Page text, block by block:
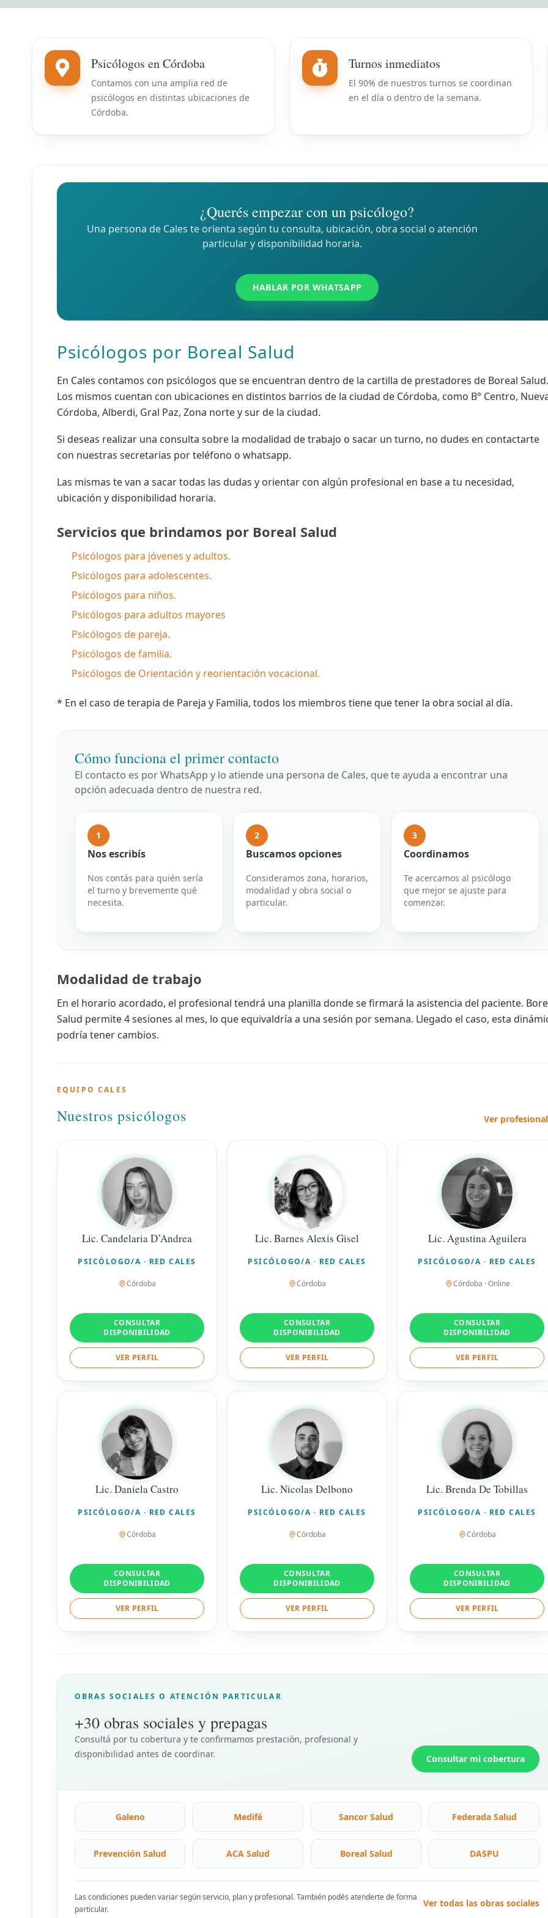
Psicólogos en Córdoba
Contamos con una amplia red de
psicólogos en distintas ubicaciones de
Córdoba.
Turnos inmediatos
El 90% de nuestros turnos se coordinan
en el día o dentro de la semana.
¿Querés empezar con un psicólogo?
Una persona de Cales te orienta según tu consulta, ubicación, obra social o atención
particular y disponibilidad horaria.
HABLAR POR WHATSAPP
Psicólogos por Boreal Salud
En Cales contamos con psicólogos que se encuentran dentro de la cartilla de prestadores de Boreal Salud.
Los mismos cuentan con ubicaciones en distintos barrios de la ciudad de Córdoba, como B° Centro,
Córdoba, Alberdi, Gral Paz, Zona norte y sur de la ciudad.
Si deseas realizar una consulta sobre la modalidad de trabajo o sacar un turno, no dudes en contactarte
con nuestras secretarias por teléfono o whatsapp.
Las mismas te van a sacar todas las dudas y orientar con algún profesional en base a tu necesidad,
ubicación y disponibilidad horaria.
Servicios que brindamos por Boreal Salud
Psicólogos para jóvenes y adultos.
Psicólogos para adolescentes.
Psicólogos para niños.
Psicólogos para adultos mayores
Psicólogos de pareja.
Psicólogos de familia.
Psicólogos de Orientación y reorientación vocacional.
* En el caso de terapia de Pareja y Familia, todos los miembros tiene que tener la obra social al día.
Cómo funciona el primer contacto
El contacto es por WhatsApp y lo atiende una persona de Cales, que te ayuda a encontrar una
opción adecuada dentro de nuestra red.
1
Nos escribís
Nos contás para quién sería
el turno y brevemente qué
necesita.
2
Buscamos opciones
Consideramos zona, horarios,
modalidad y obra social o
particular.
3
Coordinamos
Te acercamos al psicólogo
que mejor se ajuste para
comenzar.
Modalidad de trabajo
En el horario acordado, el profesional tendrá una planilla donde se firmará la asistencia del paciente.
Salud permite 4 sesiones al mes, lo que equivaldría a una sesión por semana. Llegado el caso, esta
podría tener cambios.
EQUIPO CALES
Nuestros psicólogos Ver
Lic. Candelaria D’Andrea
PSICÓLOGO/A · RED CALES
Córdoba
CONSULTAR
DISPONIBILIDAD
VER PERFIL
Lic. Barnes Alexis Gisel
PSICÓLOGO/A · RED CALES
Córdoba
CONSULTAR
DISPONIBILIDAD
VER PERFIL
Lic. Agustina Aguilera
PSICÓLOGO/A · RED CALES
Córdoba · Online
CONSULTAR
DISPONIBILIDAD
VER PERFIL
Lic. Daniela Castro
PSICÓLOGO/A · RED CALES
Córdoba
CONSULTAR
DISPONIBILIDAD
VER PERFIL
Lic. Nicolas Delbono
PSICÓLOGO/A · RED CALES
Córdoba
CONSULTAR
DISPONIBILIDAD
VER PERFIL
Lic. Brenda De Tobillas
PSICÓLOGO/A · RED CALES
Córdoba
CONSULTAR
DISPONIBILIDAD
VER PERFIL
OBRAS SOCIALES O ATENCIÓN PARTICULAR
+30 obras sociales y prepagas
Consultá por tu cobertura y te confirmamos prestación, profesional y
disponibilidad antes de coordinar.
Consultar mi cobertura
Galeno Medifé Sancor Salud Federada Salud
Prevención Salud ACA Salud Boreal Salud DASPU
Las condiciones pueden variar según servicio, plan y profesional. También podés atenderte de forma
particular.
Ver todas las obras sociales